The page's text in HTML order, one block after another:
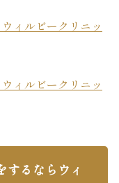
ィルビークリニッ
ィルビークリニッ
するならウィ